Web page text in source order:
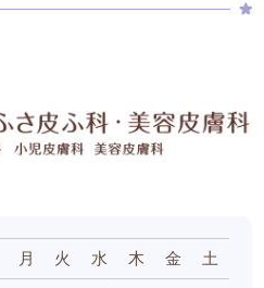
月 火 水 木 金 土